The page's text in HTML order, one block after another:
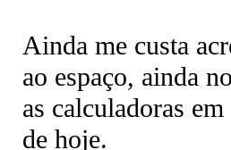
Ainda me custa
ao espaço, ainda
as calculadoras
de hoje.